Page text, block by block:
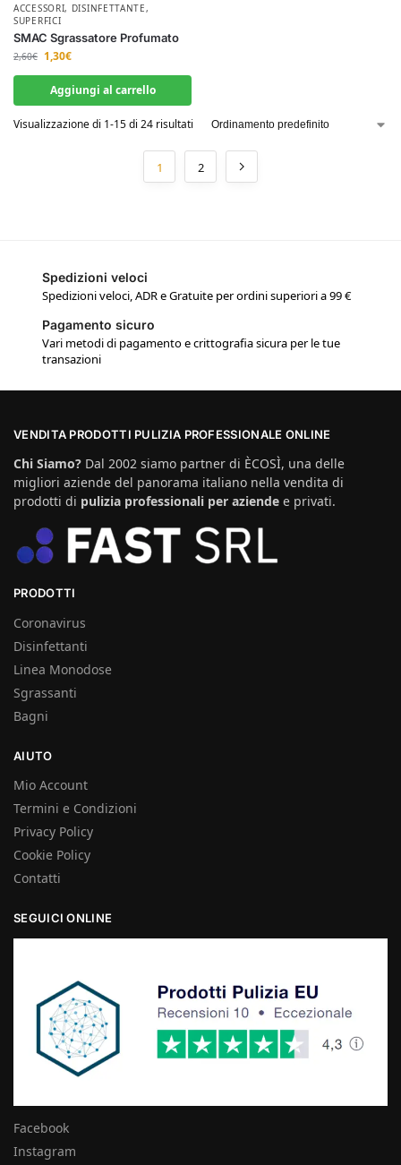
ACCESSORI, DISINFETTANTE,
SUPERFICI
SMAC Sgrassatore Profumato
2,60€ 1,30€
Aggiungi al carrello
Visualizzazione di 1-15 di 24 risultati
1 2
Spedizioni veloci
Spedizioni veloci, ADR e Gratuite per ordini superiori a 99 €
Pagamento sicuro
Vari metodi di pagamento e crittografia sicura per le tue
transazioni
VENDITA PRODOTTI PULIZIA PROFESSIONALE ONLINE
Chi Siamo? Dal 2002 siamo partner di ÈCOSÌ, una delle
migliori aziende del panorama italiano nella vendita di
prodotti di pulizia professionali per aziende e privati.
PRODOTTI
Coronavirus
Disinfettanti
Linea Monodose
Sgrassanti
Bagni
AIUTO
Mio Account
Termini e Condizioni
Privacy Policy
Cookie Policy
Contatti
SEGUICI ONLINE
Facebook
Instagram